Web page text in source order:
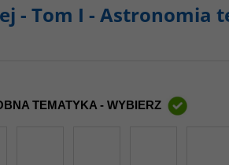
- Tom I - Astronomia
TEMATYKA - WYBIERZ